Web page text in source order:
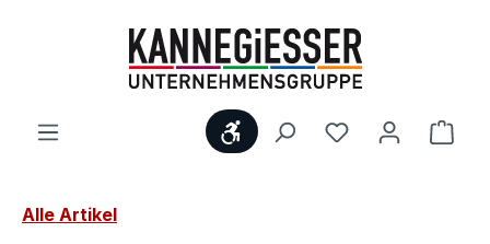
Zum Hauptinhalt springen
Werkzeugleiste anzeigen
Alle Artikel